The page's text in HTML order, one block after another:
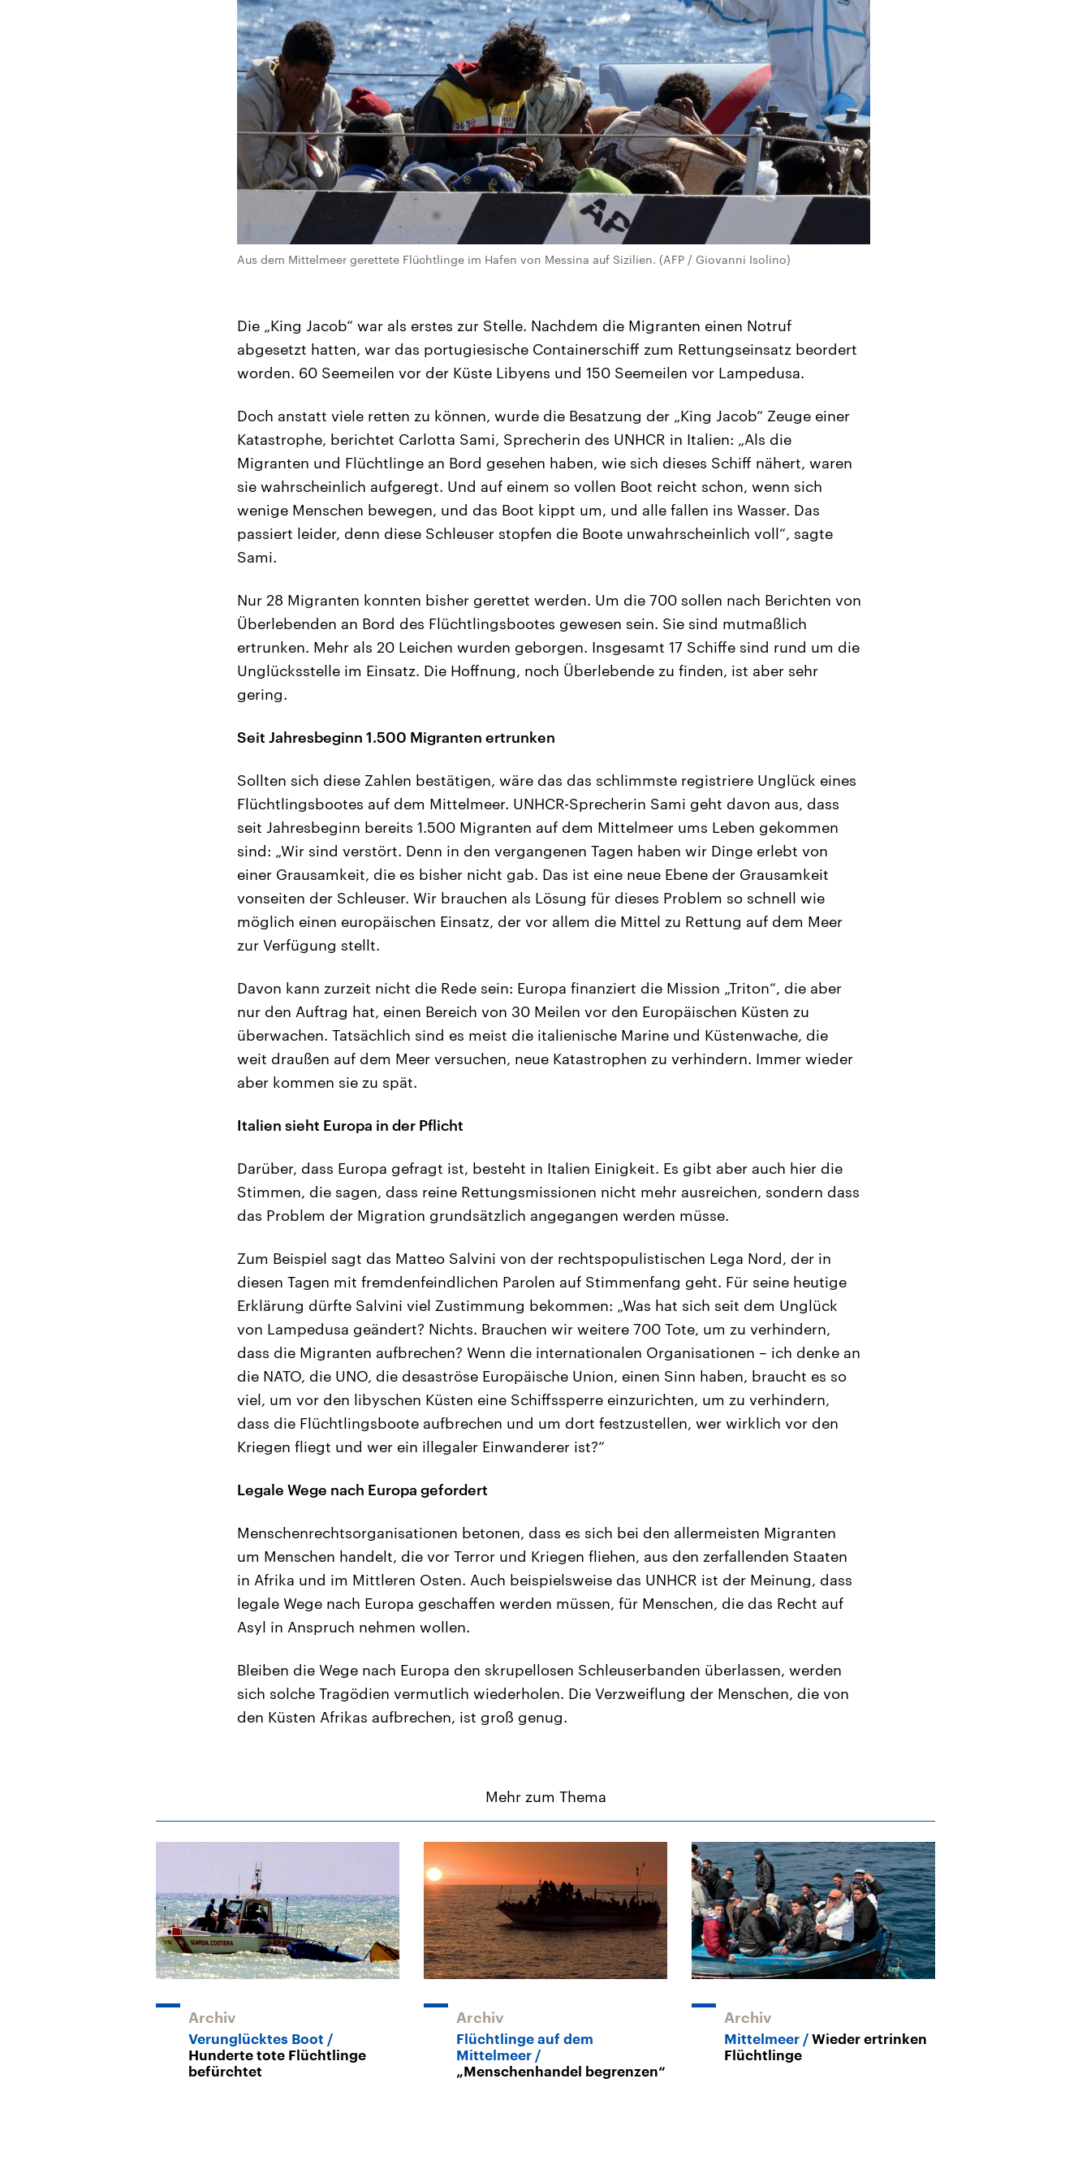
Aus dem Mittelmeer gerettete Flüchtlinge im Hafen von Messina auf Sizilien. (AFP / Giovanni Isolino)
Die „King Jacob“ war als erstes zur Stelle. Nachdem die Migranten einen Notruf
abgesetzt hatten, war das portugiesische Containerschiff zum Rettungseinsatz beordert
worden. 60 Seemeilen vor der Küste Libyens und 150 Seemeilen vor Lampedusa.
Doch anstatt viele retten zu können, wurde die Besatzung der „King Jacob“ Zeuge einer
Katastrophe, berichtet Carlotta Sami, Sprecherin des UNHCR in Italien: „Als die
Migranten und Flüchtlinge an Bord gesehen haben, wie sich dieses Schiff nähert, waren
sie wahrscheinlich aufgeregt. Und auf einem so vollen Boot reicht schon, wenn sich
wenige Menschen bewegen, und das Boot kippt um, und alle fallen ins Wasser. Das
passiert leider, denn diese Schleuser stopfen die Boote unwahrscheinlich voll“, sagte
Sami.
Nur 28 Migranten konnten bisher gerettet werden. Um die 700 sollen nach Berichten von
Überlebenden an Bord des Flüchtlingsbootes gewesen sein. Sie sind mutmaßlich
ertrunken. Mehr als 20 Leichen wurden geborgen. Insgesamt 17 Schiffe sind rund um die
Unglücksstelle im Einsatz. Die Hoffnung, noch Überlebende zu finden, ist aber sehr
gering.
Seit Jahresbeginn 1.500 Migranten ertrunken
Sollten sich diese Zahlen bestätigen, wäre das das schlimmste registriere Unglück eines
Flüchtlingsbootes auf dem Mittelmeer. UNHCR-Sprecherin Sami geht davon aus, dass
seit Jahresbeginn bereits 1.500 Migranten auf dem Mittelmeer ums Leben gekommen
sind: „Wir sind verstört. Denn in den vergangenen Tagen haben wir Dinge erlebt von
einer Grausamkeit, die es bisher nicht gab. Das ist eine neue Ebene der Grausamkeit
vonseiten der Schleuser. Wir brauchen als Lösung für dieses Problem so schnell wie
möglich einen europäischen Einsatz, der vor allem die Mittel zu Rettung auf dem Meer
zur Verfügung stellt.
Davon kann zurzeit nicht die Rede sein: Europa finanziert die Mission „Triton“, die aber
nur den Auftrag hat, einen Bereich von 30 Meilen vor den Europäischen Küsten zu
überwachen. Tatsächlich sind es meist die italienische Marine und Küstenwache, die
weit draußen auf dem Meer versuchen, neue Katastrophen zu verhindern. Immer wieder
aber kommen sie zu spät.
Italien sieht Europa in der Pflicht
Darüber, dass Europa gefragt ist, besteht in Italien Einigkeit. Es gibt aber auch hier die
Stimmen, die sagen, dass reine Rettungsmissionen nicht mehr ausreichen, sondern dass
das Problem der Migration grundsätzlich angegangen werden müsse.
Zum Beispiel sagt das Matteo Salvini von der rechtspopulistischen Lega Nord, der in
diesen Tagen mit fremdenfeindlichen Parolen auf Stimmenfang geht. Für seine heutige
Erklärung dürfte Salvini viel Zustimmung bekommen: „Was hat sich seit dem Unglück
von Lampedusa geändert? Nichts. Brauchen wir weitere 700 Tote, um zu verhindern,
dass die Migranten aufbrechen? Wenn die internationalen Organisationen – ich denke an
die NATO, die UNO, die desaströse Europäische Union, einen Sinn haben, braucht es so
viel, um vor den libyschen Küsten eine Schiffssperre einzurichten, um zu verhindern,
dass die Flüchtlingsboote aufbrechen und um dort festzustellen, wer wirklich vor den
Kriegen fliegt und wer ein illegaler Einwanderer ist?“
Legale Wege nach Europa gefordert
Menschenrechtsorganisationen betonen, dass es sich bei den allermeisten Migranten
um Menschen handelt, die vor Terror und Kriegen fliehen, aus den zerfallenden Staaten
in Afrika und im Mittleren Osten. Auch beispielsweise das UNHCR ist der Meinung, dass
legale Wege nach Europa geschaffen werden müssen, für Menschen, die das Recht auf
Asyl in Anspruch nehmen wollen.
Bleiben die Wege nach Europa den skrupellosen Schleuserbanden überlassen, werden
sich solche Tragödien vermutlich wiederholen. Die Verzweiflung der Menschen, die von
den Küsten Afrikas aufbrechen, ist groß genug.
Mehr zum Thema
Archiv
Verunglücktes Boot
Hunderte tote Flüchtlinge
befürchtet
Archiv
Flüchtlinge auf dem
Mittelmeer
„Menschenhandel begrenzen“
Archiv
Mittelmeer
Wieder ertrinken
Flüchtlinge